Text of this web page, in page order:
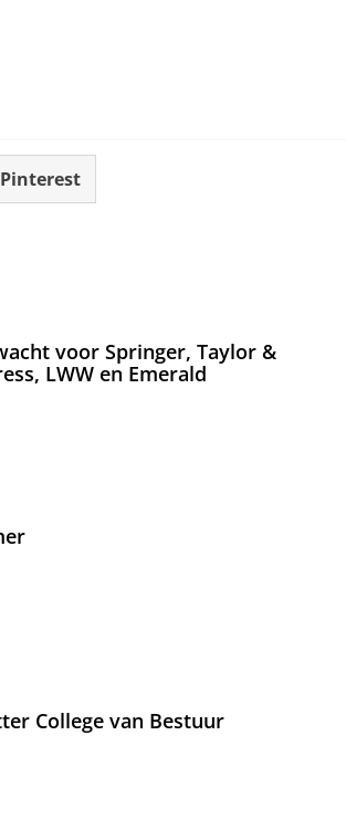
Pinterest
voor Springer, Taylor &
LWW en Emerald
College van Bestuur